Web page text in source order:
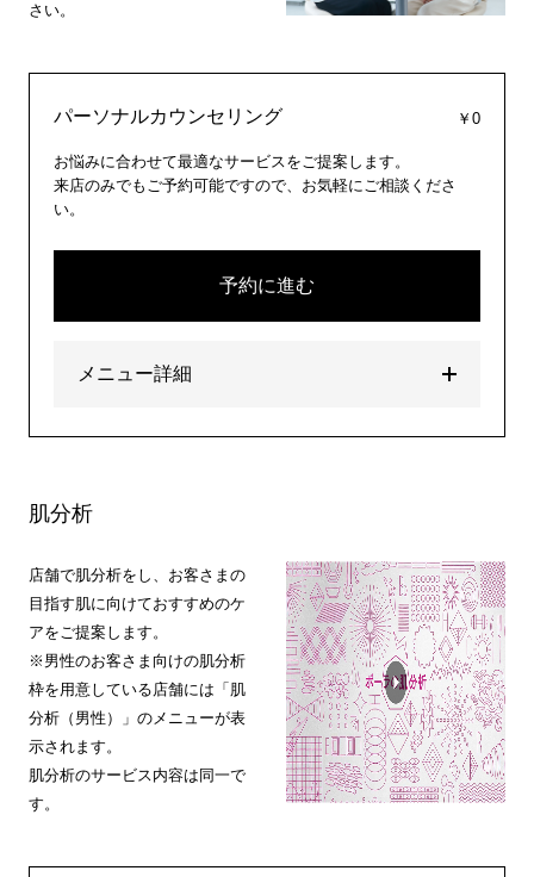
さい。
パーソナルカウンセリング ￥0
お悩みに合わせて最適なサービスをご提案します。
来店のみでもご予約可能ですので、お気軽にご相談くださ
い。
予約に進む
メニュー詳細
肌分析
店舗で肌分析をし、お客さまの
目指す肌に向けておすすめのケ
アをご提案します。
※男性のお客さま向けの肌分析
枠を用意している店舗には「肌
分析（男性）」のメニューが表
示されます。
肌分析のサービス内容は同一で
す。